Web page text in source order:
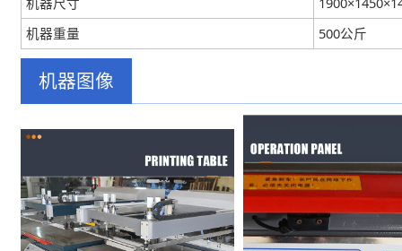
机器重量
500公斤
机器图像